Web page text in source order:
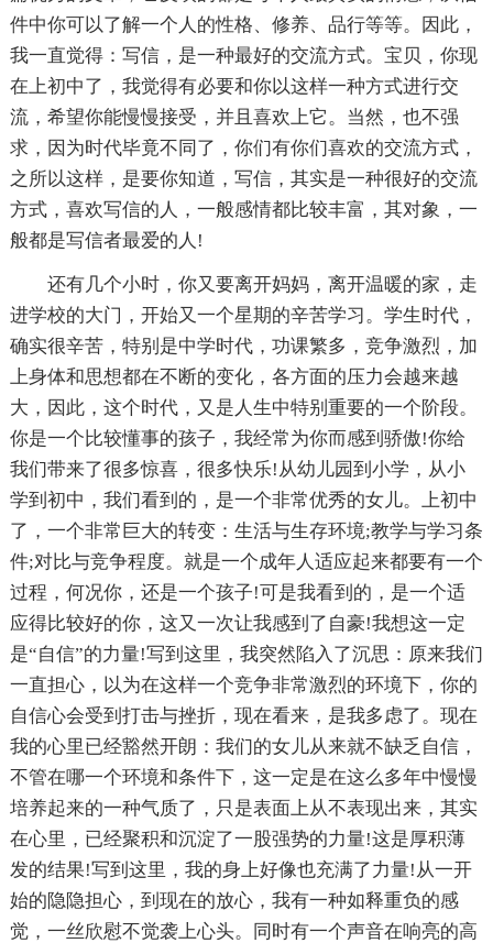
件中你可以了解一个人的性格、修养、品行等等。因此，
我一直觉得：写信，是一种最好的交流方式。宝贝，你现
在上初中了，我觉得有必要和你以这样一种方式进行交
流，希望你能慢慢接受，并且喜欢上它。当然，也不强
求，因为时代毕竟不同了，你们有你们喜欢的交流方式，
之所以这样，是要你知道，写信，其实是一种很好的交流
方式，喜欢写信的人，一般感情都比较丰富，其对象，一
般都是写信者最爱的人!
还有几个小时，你又要离开妈妈，离开温暖的家，走
进学校的大门，开始又一个星期的辛苦学习。学生时代，
确实很辛苦，特别是中学时代，功课繁多，竞争激烈，加
上身体和思想都在不断的变化，各方面的压力会越来越
大，因此，这个时代，又是人生中特别重要的一个阶段。
你是一个比较懂事的孩子，我经常为你而感到骄傲!你给
我们带来了很多惊喜，很多快乐!从幼儿园到小学，从小
学到初中，我们看到的，是一个非常优秀的女儿。上初中
了，一个非常巨大的转变：生活与生存环境;教学与学习条
件;对比与竞争程度。就是一个成年人适应起来都要有一个
过程，何况你，还是一个孩子!可是我看到的，是一个适
应得比较好的你，这又一次让我感到了自豪!我想这一定
是“自信”的力量!写到这里，我突然陷入了沉思：原来我们
一直担心，以为在这样一个竞争非常激烈的环境下，你的
自信心会受到打击与挫折，现在看来，是我多虑了。现在
我的心里已经豁然开朗：我们的女儿从来就不缺乏自信，
不管在哪一个环境和条件下，这一定是在这么多年中慢慢
培养起来的一种气质了，只是表面上从不表现出来，其实
在心里，已经聚积和沉淀了一股强势的力量!这是厚积薄
发的结果!写到这里，我的身上好像也充满了力量!从一开
始的隐隐担心，到现在的放心，我有一种如释重负的感
觉，一丝欣慰不觉袭上心头。同时有一个声音在响亮的高